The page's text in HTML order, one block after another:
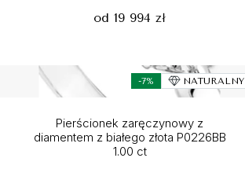
od 19 994 zł
-7% NATURALNY
Pierścionek zaręczynowy z
diamentem z białego złota P0226BB
1.00 ct